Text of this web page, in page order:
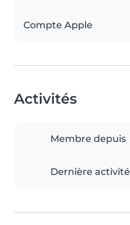
Compte Apple
Activités
Membre depuis
Dernière activité